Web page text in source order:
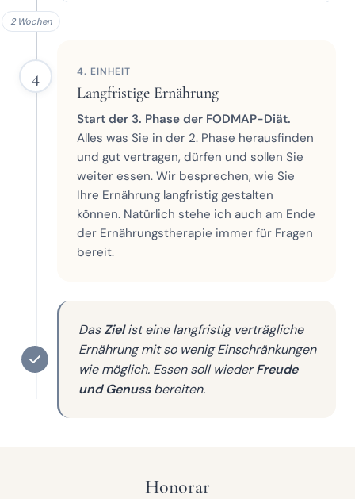
2 Wochen
4 4. EINHEIT
Langfristige Ernährung
Start der 3. Phase der FODMAP-Diät.
Alles was Sie in der 2. Phase herausfinden
und gut vertragen, dürfen und sollen Sie
weiter essen. Wir besprechen, wie Sie
Ihre Ernährung langfristig gestalten
können. Natürlich stehe ich auch am Ende
der Ernährungstherapie immer für Fragen
bereit.
DasZielist eine langfristig verträgliche
Ernährung mit so wenig Einschränkungen
wie möglich. Essen soll wiederFreude
und Genussbereiten.
Honorar